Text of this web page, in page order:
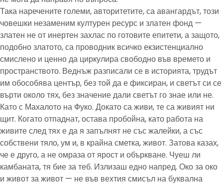
Така наречените големи, авторитетите, са авангардът, този
човешки незаменим културен ресурс и златен фонд —
златен не от инертен захлас по готовите епитети, а защото,
подобно златото, са проводник всичко екзистенциално
смислено и ценно да циркулира свободно във времето и
пространството. Веднъж разписали се в историята, трудът
им обособява център, без той да е фиксиран, и светът си се
върти около тях, без значение дали светът го знае или не.
Като с Махалото на Фуко. Докато са живи, те са живият ни
щит. Когато отпаднат, остава пробойна, като работа на
живите след тях е да я запълнят не със жалейки, а със
собствени тяло, ум и, в крайна сметка, живот. Затова казах,
че е друго, а не омраза от ярост и объркване. Чуеш ли
камбаната, тя бие за теб. Излизаш едно напред. Око за око
и живот за живот — не във вехтия смисъл на буквална